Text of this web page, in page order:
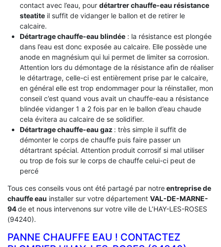
contact avec l’eau, pour détartrer chauffe-eau résistance
steatiteil suffit de vidanger le ballon et de retirer le
calcaire.
Détartrage chauffe-eau blindée: la résistance est plongée
dans l’eau est donc exposée au calcaire. Elle possède une
anode en magnésium qui lui permet de limiter sa corrosion.
Attention lors du démontage de la résistance afin de réaliser
le détartrage, celle-ci est entièrement prise par le calcaire,
en général elle est trop endommager pour la réinstaller, mon
conseil c’est quand vous avait un chauffe-eau a résistance
blindée vidanger 1 a 2 fois par en le ballon d’eau chaude
cela évitera au calcaire de se solidifier.
Détartrage chauffe-eau gaz : très simple il suffit de
démonter le corps de chauffe puis faire passer un
détartrant spécial. Attention produit corrosif si mal utiliser
ou trop de fois sur le corps de chauffe celui-ci peut de
percé
Tous ces conseils vous ont été partagé par notreentreprise de
chauffe eau installer sur votre département VAL-DE-MARNE-
94de et nous intervenons sur votre ville de L’HAY-LES-ROSES
(94240).
PANNE CHAUFFE EAU ! CONTACTEZ